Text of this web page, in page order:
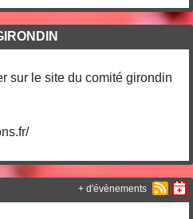
sur le site du comité girondin
+ d'évènements